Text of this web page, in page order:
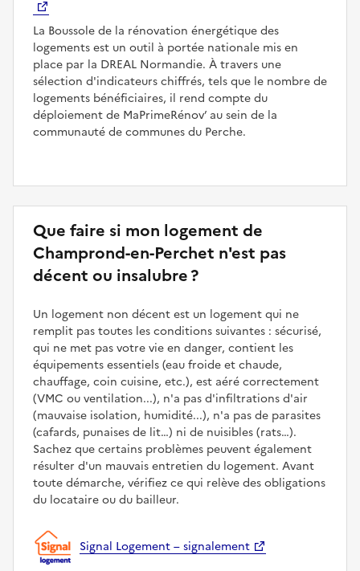
La Boussole de la rénovation énergétique des
logements est un outil à portée nationale mis en
place par la DREAL Normandie. À travers une
sélection d'indicateurs chiffrés, tels que le nombre de
logements bénéficiaires, il rend compte du
déploiement de MaPrimeRénov’ au sein de la
communauté de communes du Perche.
Que faire si mon logement de
Champrond-en-Perchet n'est pas
décent ou insalubre ?
Un logement non décent est un logement qui ne
remplit pas toutes les conditions suivantes : sécurisé,
qui ne met pas votre vie en danger, contient les
équipements essentiels (eau froide et chaude,
chauffage, coin cuisine, etc.), est aéré correctement
(VMC ou ventilation...), n'a pas d'infiltrations d'air
(mauvaise isolation, humidité...), n'a pas de parasites
(cafards, punaises de lit…) ni de nuisibles (rats…).
Sachez que certains problèmes peuvent également
résulter d'un mauvais entretien du logement. Avant
toute démarche, vérifiez ce qui relève des obligations
du locataire ou du bailleur.
Signal Logement – signalement